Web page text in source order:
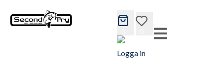
wishlist
Logga in